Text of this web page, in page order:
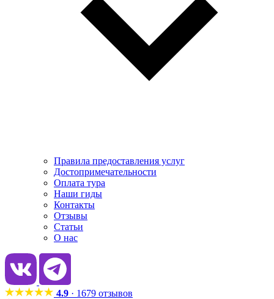
Правила предоставления услуг
Достопримечательности
Оплата тура
Наши гиды
Контакты
Отзывы
Статьи
О нас
4.9 · 1679 отзывов